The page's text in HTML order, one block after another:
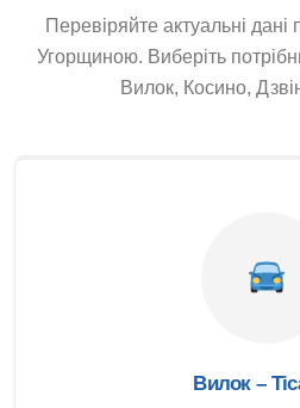
Перевіряйте актуальні дані
Угорщиною. Виберіть
Вилок, Косино,
Вилок –